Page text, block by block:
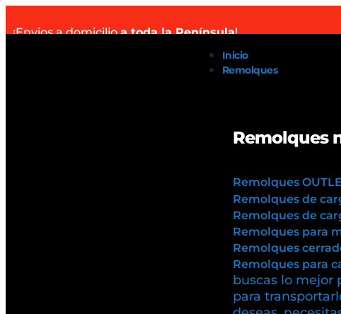
¡Envios a domicilioa toda la Península!
Inicio
Remolques
Remolques
Remolques
Remolques de
Remolques de
Remolques para
Remolques
Remolques para
buscas lo mejor
para